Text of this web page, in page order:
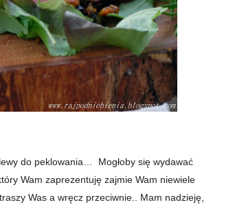
do peklowania… Mogłoby się wydawać
Wam zaprezentuję zajmie Wam niewiele
Was a wręcz przeciwnie.. Mam nadzieję,